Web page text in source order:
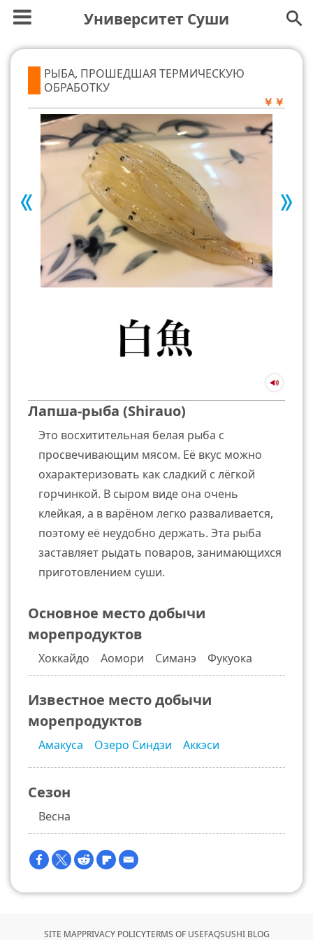
Университет Суши
РЫБА, ПРОШЕДШАЯ ТЕРМИЧЕСКУЮ
ОБРАБОТКУ
Лапша-рыба (Shirauo)
Это восхитительная белая рыба с
просвечивающим мясом. Её вкус можно
охарактеризовать как сладкий с лёгкой
горчинкой. В сыром виде она очень
клейкая, а в варёном легко разваливается,
поэтому её неудобно держать. Эта рыба
заставляет рыдать поваров, занимающихся
приготовлением суши.
Основное место добычи
морепродуктов
Хоккайдо Аомори Симанэ Фукуока
Известное место добычи
морепродуктов
Амакуса Озеро Синдзи Аккэси
Сезон
Весна
SITE MAPPRIVACY POLICYTERMS OF USEFAQSUSHI BLOG